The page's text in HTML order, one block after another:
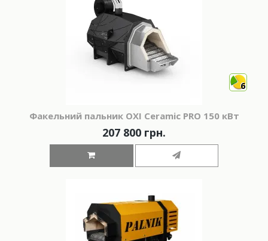
6
Факельний пальник OXI Ceramic PRO 150 кВт
207 800 грн.